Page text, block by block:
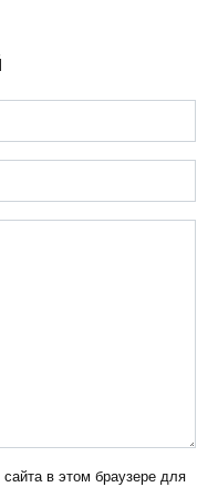
в этом браузере для